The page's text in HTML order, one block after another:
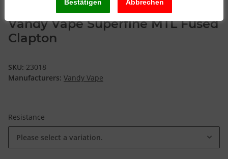
Vandy Vape Superfine MTL Fused
Clapton
SKU: 23018
Manufacturers: Vandy Vape
Resistance
Please select a variation.